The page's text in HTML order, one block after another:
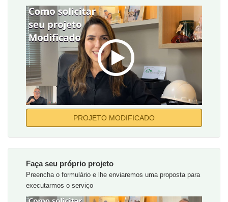
PROJETO MODIFICADO
Faça seu próprio projeto
Preencha o formulário e lhe enviaremos uma proposta para
executarmos o serviço